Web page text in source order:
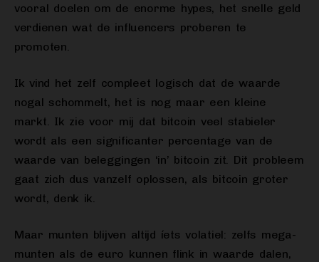
vooral doelen om de enorme hypes, het snelle geld
verdienen wat de influencers proberen te
promoten.
Ik vind het zelf compleet logisch dat de waarde
nogal schommelt, het is nog maar een kleine
markt. Ik zie voor mij dat bitcoin veel stabieler
wordt als een significanter percentage van de
waarde van beleggingen ‘in’ bitcoin zit. Dit probleem
gaat zich dus vanzelf oplossen, als bitcoin groter
wordt, denk ik.
Maar munten blijven altijd íets volatiel: zelfs mega-
munten als de euro kunnen flink in waarde dalen,